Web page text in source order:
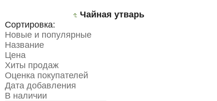
Чайная утварь
Сортировка:
Новые и популярные
Название
Цена
Хиты продаж
Оценка покупателей
Дата добавления
В наличии